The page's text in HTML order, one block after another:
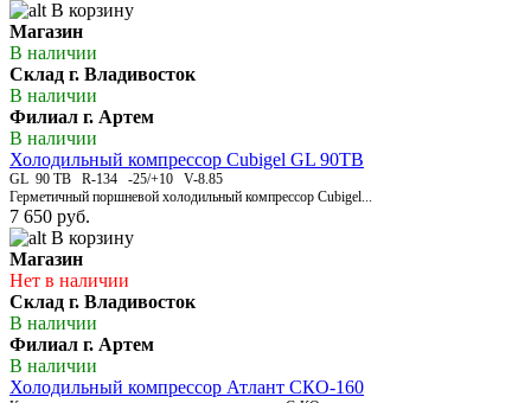
В корзину
Магазин
В наличии
Склад г. Владивосток
В наличии
Филиал г. Артем
В наличии
Холодильный компрессор Cubigel GL 90TB
GL 90 TB R-134 -25/+10 V-8.85
Герметичный поршневой холодильный компрессор Cubigel...
7 650 руб.
В корзину
Магазин
Нет в наличии
Склад г. Владивосток
В наличии
Филиал г. Артем
В наличии
Холодильный компрессор Атлант СКО-160